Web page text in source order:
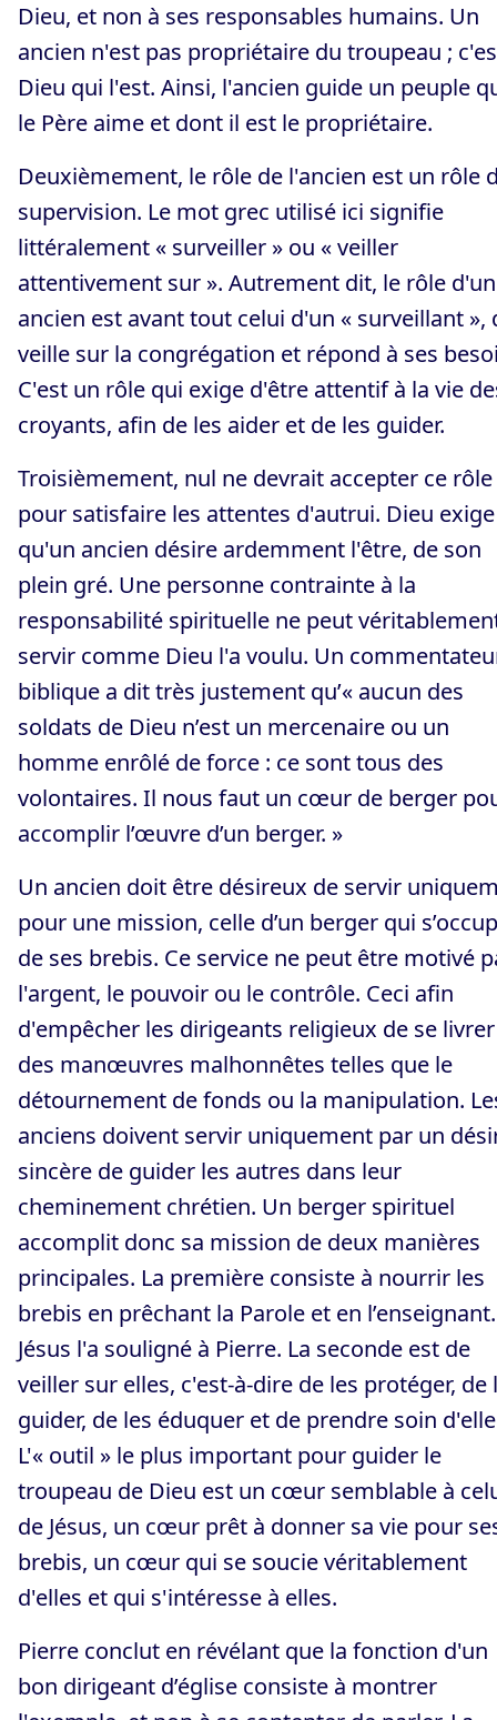
Dieu, et non à ses responsables humains. Un
ancien n'est pas propriétaire du troupeau ;
Dieu qui l'est. Ainsi, l'ancien guide un peuple
le Père aime et dont il est le propriétaire.
Deuxièmement, le rôle de l'ancien est un rôle
supervision. Le mot grec utilisé ici signifie
littéralement « surveiller » ou « veiller
attentivement sur ». Autrement dit, le rôle d'un
ancien est avant tout celui d'un « surveillant »,
veille sur la congrégation et répond à ses
C'est un rôle qui exige d'être attentif à la vie
croyants, afin de les aider et de les guider.
Troisièmement, nul ne devrait accepter ce rôle
pour satisfaire les attentes d'autrui. Dieu exige
qu'un ancien désire ardemment l'être, de son
plein gré. Une personne contrainte à la
responsabilité spirituelle ne peut
servir comme Dieu l'a voulu. Un
biblique a dit très justement qu’« aucun des
soldats de Dieu n’est un mercenaire ou un
homme enrôlé de force : ce sont tous des
volontaires. Il nous faut un cœur de berger
accomplir l’œuvre d’un berger. »
Un ancien doit être désireux de servir
pour une mission, celle d’un berger qui
de ses brebis. Ce service ne peut être motivé
l'argent, le pouvoir ou le contrôle. Ceci afin
d'empêcher les dirigeants religieux de se
des manœuvres malhonnêtes telles que le
détournement de fonds ou la manipulation.
anciens doivent servir uniquement par un
sincère de guider les autres dans leur
cheminement chrétien. Un berger spirituel
accomplit donc sa mission de deux manières
principales. La première consiste à nourrir les
brebis en prêchant la Parole et en l’enseignant.
Jésus l'a souligné à Pierre. La seconde est de
veiller sur elles, c'est-à-dire de les protéger, de
guider, de les éduquer et de prendre soin
L'« outil » le plus important pour guider le
troupeau de Dieu est un cœur semblable à
de Jésus, un cœur prêt à donner sa vie pour
brebis, un cœur qui se soucie véritablement
d'elles et qui s'intéresse à elles.
Pierre conclut en révélant que la fonction d'un
bon dirigeant d’église consiste à montrer